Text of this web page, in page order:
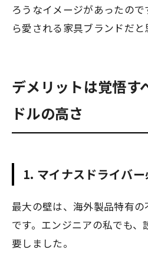
ろうなイメージがあったの
ら愛される家具ブランドだと
デメリットは覚悟す
ドルの高さ
1. マイナスドライバ
最大の壁は、海外製品特有
です。エンジニアの私でも、
要しました。